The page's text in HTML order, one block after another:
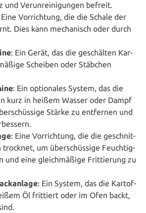
und Ver­un­rei­ni­gun­gen befreit.
Eine Vor­rich­tung, die die Schale der
Dies kann mecha­nisch oder durch
: Ein Gerät, das die geschäl­ten Kar­
Scheiben oder Stäbchen
: Ein optio­na­les System, das die
kurz in heißem Wasser oder Dampf
Stärke zu entfernen und
: Eine Vor­rich­tung, die die geschnit­
um über­schüs­si­ge Feuch­tig­
und eine gleich­mä­ßi­ge Frit­tie­rung zu
: Ein System, das die Kar­tof­
Öl frittiert oder im Ofen backt,